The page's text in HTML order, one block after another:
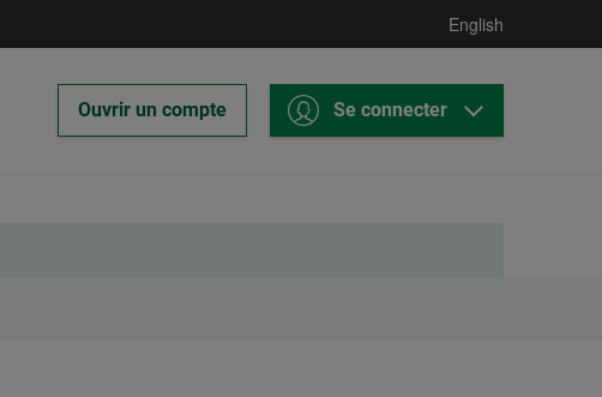
English
Ce
lien
Ouvrir un compteDesjardins
Courtage
Se connecter